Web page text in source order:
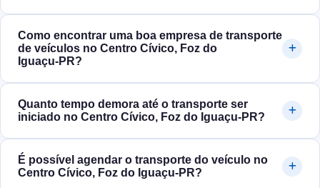
Como encontrar uma boa empresa de transporte
de veículos no Centro Cívico, Foz do
Iguaçu‑PR?
Quanto tempo demora até o transporte ser
iniciado no Centro Cívico, Foz do Iguaçu‑PR?
É possível agendar o transporte do veículo no
Centro Cívico, Foz do Iguaçu‑PR?